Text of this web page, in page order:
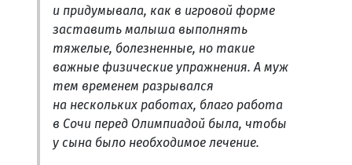
и придумывала, как в игровой форме
заставить малыша выполнять
тяжелые, болезненные, но такие
важные физические упражнения. А муж
тем временем разрывался
на нескольких работах, благо работа
в Сочи перед Олимпиадой была, чтобы
у сына было необходимое лечение.